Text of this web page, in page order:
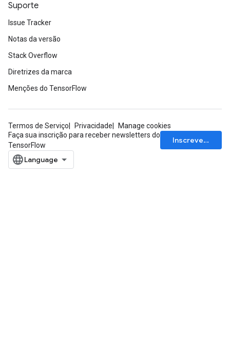
Suporte
Issue Tracker
Notas da versão
Stack Overflow
Diretrizes da marca
Menções do TensorFlow
Termos de Serviço Privacidade
Manage cookies
Faça sua inscrição para receber newsletters do
TensorFlow
Inscrever-se